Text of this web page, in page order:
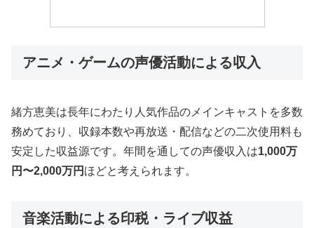
アニメ・ゲームの声優活動による収入
緒方恵美は長年にわたり人気作品のメインキャストを多数
務めており、収録本数や再放送・配信などの二次使用料も
安定した収益源です。年間を通しての声優収入は1,000万
円〜2,000万円 ほどと考えられます。
音楽活動による印税・ライブ収益